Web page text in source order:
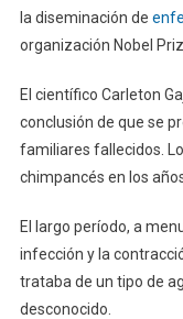
la diseminación de
organización Nobel
El científico Carleton
conclusión de que se
familiares fallecidos.
chimpancés en los
El largo período, a
infección y la
trataba de un tipo de
desconocido.